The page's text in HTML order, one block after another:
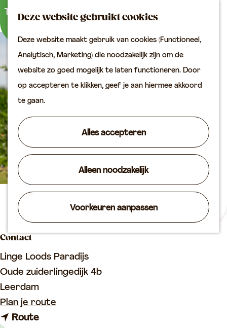
Deze website gebruikt cookies
Deze website maakt gebruik van cookies (Functioneel,
Analytisch, Marketing) die noodzakelijk zijn om de
website zo goed mogelijk te laten functioneren. Door
op accepteren te klikken, geef je aan hiermee akkoord
te gaan.
Alles accepteren
Alleen noodzakelijk
Voorkeuren aanpassen
a
a
a
r
d
e
h
p
K
Z
e
k
e
u
Binnenuitjes
Plan je bezoek
Overnachten
Arrangementen
Groepen & zakelijk
Routes
Linge Loods Paradijs
Contact
Linge Loods Paradijs
Oude zuiderlingedijk 4b
Leerdam
Plan je route
Routen